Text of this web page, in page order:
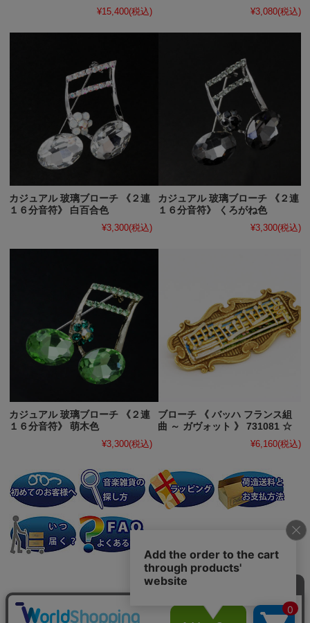
¥15,400(税込)
¥3,080(税込)
カジュアル 玻璃ブローチ 《２連
１６分音符》 白百合色
¥3,300(税込)
カジュアル 玻璃ブローチ 《２連
１６分音符》 くろがね色
¥3,300(税込)
カジュアル 玻璃ブローチ 《２連
１６分音符》 萌木色
¥3,300(税込)
ブローチ 《 バッハ フランス組
曲 ～ ガヴォット 》 731081 ☆
¥6,160(税込)